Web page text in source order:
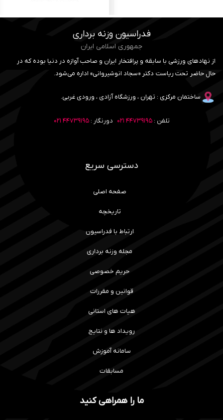
فدراسیون وزنه برداری
جمهوری اسلامی ایران
از نهادهای ورزشی با سابقه و پرافتخار ایران و صاحب آوازه در دنیا بوده که در
حال حاضر تحت ریاست دکتر «سجاد انوشیروانی» اداره می‌شود.
ساختمان مرکزی : تهران ، ورزشگاه آزادی ، ورودی غربی.
تلفن :۴۴۷۳۹۱۹۵ ۰۲۱ دورنگار :۴۴۷۳۹۱۹۵ ۰۲۱
دسترسی سریع
صفحه اصلی
تاریخچه
ارتباط با فدراسیون
مجله وزنه برداری
حریم خصوصی
قوانین و مقررات
هیات های استانی
رویداد ها و نتایج
سامانه آموزش
مسابقات
ما را همراهی کنید